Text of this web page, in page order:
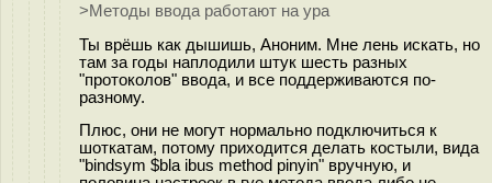
>Методы ввода работают на ура
Ты врёшь как дышишь, Аноним. Мне лень искать, но
там за годы наплодили штук шесть разных
"протоколов" ввода, и все поддерживаются по-
разному.
Плюс, они не могут нормально подключиться к
шоткатам, потому приходится делать костыли, вида
"bindsym $bla ibus method pinyin" вручную, и